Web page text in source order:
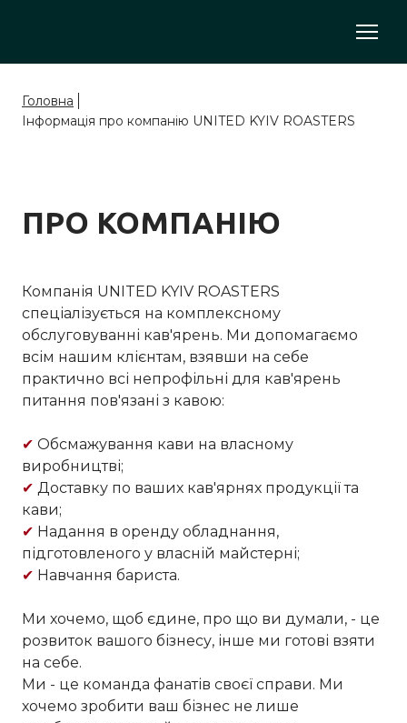
Головна
Інформація про компанію UNITED KYIV ROASTERS
ПРО КОМПАНІЮ
Компанія UNITED KYIV ROASTERS
спеціалізується на комплексному
обслуговуванні кав'ярень. Ми допомагаємо
всім нашим клієнтам, взявши на себе
практично всі непрофільні для кав'ярень
питання пов'язані з кавою:
✔ Обсмажування кави на власному
виробництві;
✔ Доставку по ваших кав'ярнях продукції та
кави;
✔ Надання в оренду обладнання,
підготовленого у власній майстерні;
✔ Навчання бариста.
Ми хочемо, щоб єдине, про що ви думали, - це
розвиток вашого бізнесу, інше ми готові взяти
на себе.
Ми - це команда фанатів своєї справи. Ми
хочемо зробити ваш бізнес не лише